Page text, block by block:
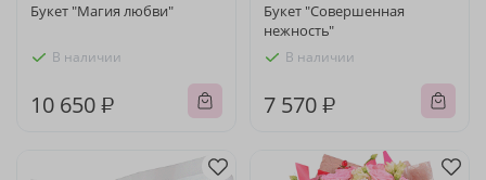
Букет "Магия любви"
В наличии
10 650 ₽
Букет "Совершенная
нежность"
В наличии
7 570 ₽